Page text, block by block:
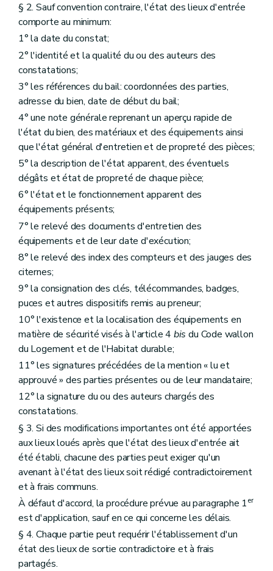
§ 2. Sauf convention contraire, l'état des lieux d'entrée
comporte au minimum:
1° la date du constat;
2° l'identité et la qualité du ou des auteurs des
constatations;
3° les références du bail: coordonnées des parties,
adresse du bien, date de début du bail;
4° une note générale reprenant un aperçu rapide de
l'état du bien, des matériaux et des équipements ainsi
que l'état général d'entretien et de propreté des pièces;
5° la description de l'état apparent, des éventuels
dégâts et état de propreté de chaque pièce;
6° l'état et le fonctionnement apparent des
équipements présents;
7° le relevé des documents d'entretien des
équipements et de leur date d'exécution;
8° le relevé des index des compteurs et des jauges des
citernes;
9° la consignation des clés, télécommandes, badges,
puces et autres dispositifs remis au preneur;
10° l'existence et la localisation des équipements en
matière de sécurité visés à l'article 4 bis du Code wallon
du Logement et de l'Habitat durable;
11° les signatures précédées de la mention « lu et
approuvé » des parties présentes ou de leur mandataire;
12° la signature du ou des auteurs chargés des
constatations.
§ 3. Si des modifications importantes ont été apportées
aux lieux loués après que l'état des lieux d'entrée ait
été établi, chacune des parties peut exiger qu'un
avenant à l'état des lieux soit rédigé contradictoirement
et à frais communs.
À défaut d'accord, la procédure prévue au paragraphe 1er
est d'application, sauf en ce qui concerne les délais.
§ 4. Chaque partie peut requérir l'établissement d'un
état des lieux de sortie contradictoire et à frais
partagés.